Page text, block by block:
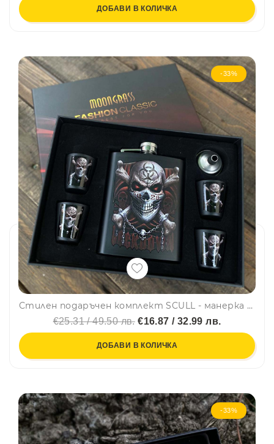
ДОБАВИ В КОЛИЧКА
-33%
Стилен подаръчен комплект SCULL - манерка за алкохол, чашки и фунийка DJH1802
€25.31 / 49.50 лв.€16.87 / 32.99 лв.
ДОБАВИ В КОЛИЧКА
-33%